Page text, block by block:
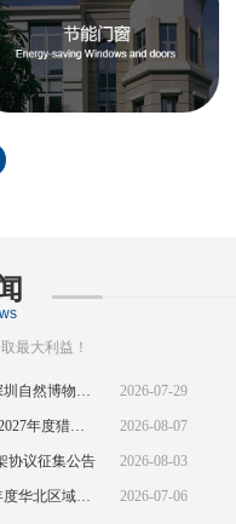
最大利益！
2026-07-29
2026-08-07
协议征集公告 2026-08-03
2026-07-06